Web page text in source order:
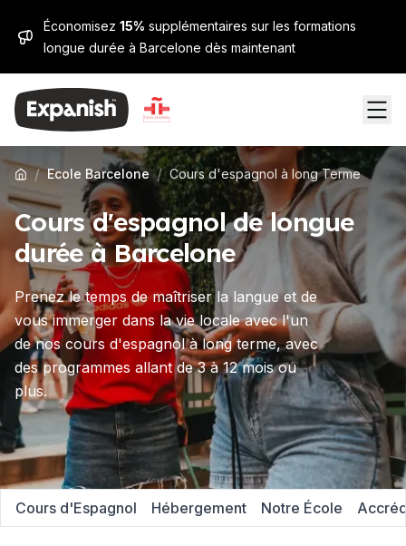
Économisez 15% supplémentaires sur les formations
longue durée à Barcelone dès maintenant
/ Ecole Barcelone / Cours d'espagnol à long Terme
Cours d'espagnol de longue
durée à Barcelone
Prenez le temps de maîtriser la langue et de
vous immerger dans la vie locale avec l'un
de nos cours d'espagnol à long terme, avec
des programmes allant de 3 à 12 mois ou
plus.
Cours d'Espagnol Hébergement Notre École